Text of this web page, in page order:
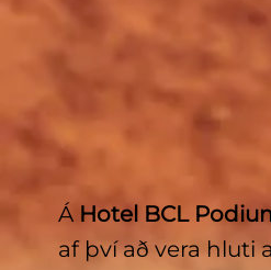
Á Hotel BCL
af því að vera hluti